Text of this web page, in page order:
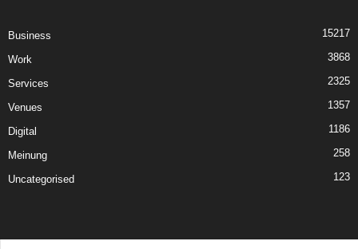
Business 15217
Work 3868
Services 2325
Venues 1357
Digital 1186
Meinung 258
Uncategorised 123